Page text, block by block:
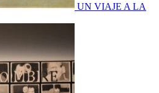
UN VIAJE A LA